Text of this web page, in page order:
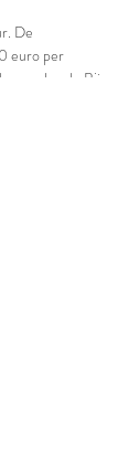
De
euro per
en lunch. Bij